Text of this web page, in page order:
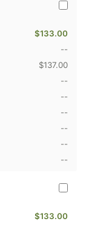
蜂
-
蜜
蜂
500
$133.00
--
$137.00
--
--
--
--
--
--
蜂
-
$133.00